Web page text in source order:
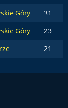
Góry
31
Góry
23
21